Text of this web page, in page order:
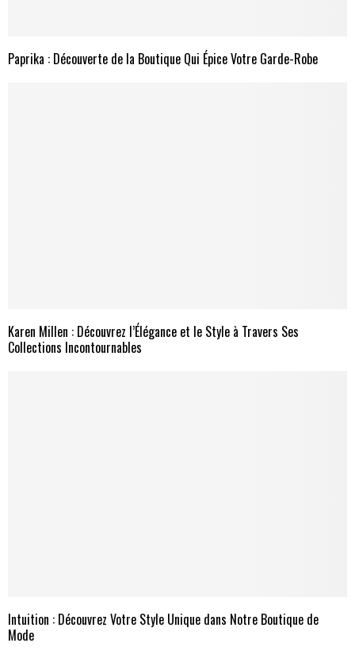
Paprika : Découverte de la Boutique Qui Épice Votre Garde-Robe
Karen Millen : Découvrez l’Élégance et le Style à Travers Ses
Collections Incontournables
Intuition : Découvrez Votre Style Unique dans Notre Boutique de
Mode